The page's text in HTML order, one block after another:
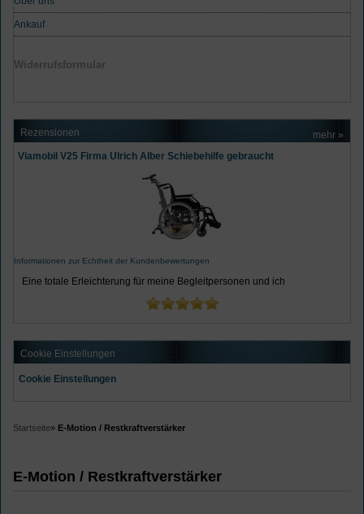
Ankauf
Widerrufsformular
Rezensionen mehr »
Viamobil V25 Firma Ulrich Alber Schiebehilfe gebraucht
Informationen zur Echtheit der Kundenbewertungen
Eine totale Erleichterung für meine Begleitpersonen und ich
Cookie Einstellungen
Cookie Einstellungen
Startseite» E-Motion / Restkraftverstärker
E-Motion / Restkraftverstärker